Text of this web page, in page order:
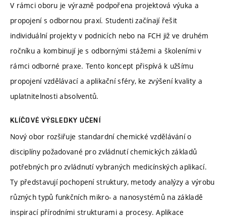
V rámci oboru je výrazně podpořena projektová výuka a
propojení s odbornou praxí. Studenti začínají řešit
individuální projekty v podnicích nebo na FCH již ve druhém
ročníku a kombinují je s odbornými stážemi a školeními v
rámci odborné praxe. Tento koncept přispívá k užšímu
propojení vzdělávací a aplikační sféry, ke zvýšení kvality a
uplatnitelnosti absolventů.
KLÍČOVÉ VÝSLEDKY UČENÍ
Nový obor rozšiřuje standardní chemické vzdělávání o
disciplíny požadované pro zvládnutí chemických základů
potřebných pro zvládnutí vybraných medicínských aplikací.
Ty představují pochopení struktury, metody analýzy a výrobu
různých typů funkčních mikro- a nanosystémů na základě
inspirací přírodními strukturami a procesy. Aplikace